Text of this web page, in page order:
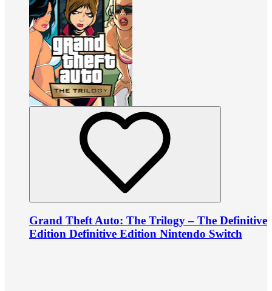
Grand Theft Auto: The Trilogy – The Definitive
Edition Definitive Edition Nintendo Switch